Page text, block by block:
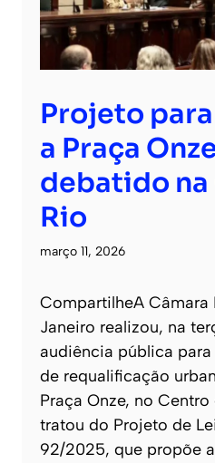
Projeto
a Praça
debatido na
Rio
março 11, 2026
CompartilheA
Janeiro realizou, na
audiência pública
de requalificação
Praça Onze, no
tratou do Projeto de
92/2025, que propõe